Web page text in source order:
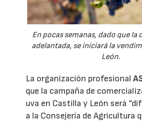
En pocas semanas, dado que la
adelantada, se iniciará la
León.
La organización profesional
que la campaña de
uva en Castilla y León será
a la Consejería de Agricultura